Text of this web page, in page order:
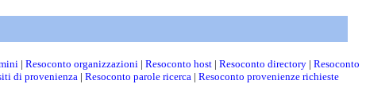
| Resoconto organizzazioni | Resoconto host | Resoconto directory | Resoconto
di provenienza | Resoconto parole ricerca | Resoconto provenienze richieste